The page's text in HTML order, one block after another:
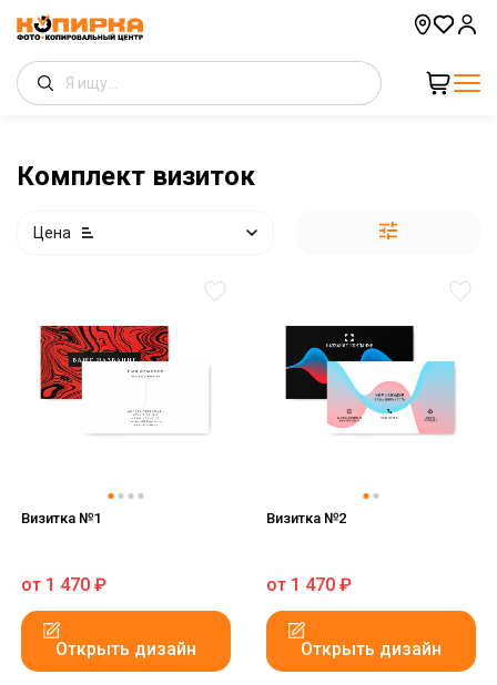
Комплект визиток
Цена
Визитка №1
от 1 470 ₽
Открыть дизайн
Визитка №2
от 1 470 ₽
Открыть дизайн